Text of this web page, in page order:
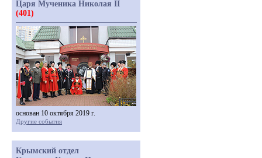
Царя Мученика Николая II
(401)
основан 10 октября 2019 г.
Другие события
Крымский отдел